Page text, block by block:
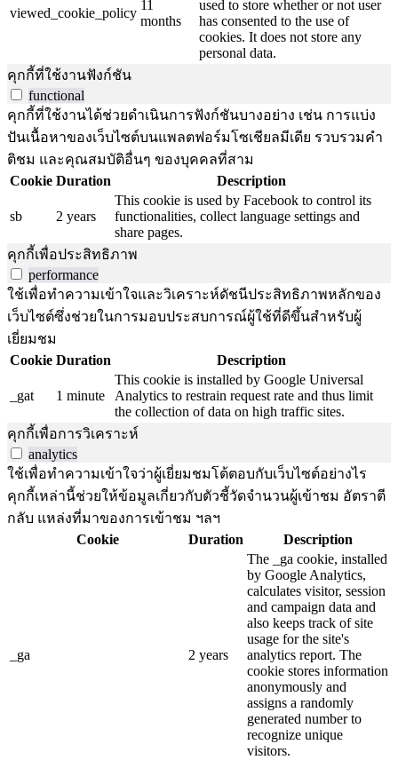
viewed_cookie_policy
11
months
used to store whether or not user
has consented to the use of
cookies. It does not store any
personal data.
คุกกี้ที่ใช้งานฟังก์ชัน
functional
คุกกี้ที่ใช้งานได้ช่วยดำเนินการฟังก์ชันบางอย่าง เช่น การแบ่ง
ปันเนื้อหาของเว็บไซต์บนแพลตฟอร์มโซเชียลมีเดีย รวบรวมคำ
ติชม และคุณสมบัติอื่นๆ ของบุคคลที่สาม
Cookie Duration Description
sb 2 years
This cookie is used by Facebook to control its
functionalities, collect language settings and
share pages.
คุกกี้เพื่อประสิทธิภาพ
performance
ใช้เพื่อทำความเข้าใจและวิเคราะห์ดัชนีประสิทธิภาพหลักของ
เว็บไซต์ซึ่งช่วยในการมอบประสบการณ์ผู้ใช้ที่ดีขึ้นสำหรับผู้
เยี่ยมชม
Cookie Duration Description
_gat 1 minute
This cookie is installed by Google Universal
Analytics to restrain request rate and thus limit
the collection of data on high traffic sites.
คุกกี้เพื่อการวิเคราะห์
analytics
ใช้เพื่อทำความเข้าใจว่าผู้เยี่ยมชมโต้ตอบกับเว็บไซต์อย่างไร
คุกกี้เหล่านี้ช่วยให้ข้อมูลเกี่ยวกับตัวชี้วัดจำนวนผู้เข้าชม อัตราตี
กลับ แหล่งที่มาของการเข้าชม ฯลฯ
Cookie
Duration Description
_ga 2 years
The _ga cookie, installed
by Google Analytics,
calculates visitor, session
and campaign data and
also keeps track of site
usage for the site's
analytics report. The
cookie stores information
anonymously and
assigns a randomly
generated number to
recognize unique
visitors.